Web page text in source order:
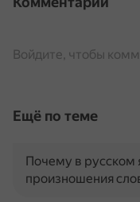
Войдите, чтобы
Ещё по теме
Почему в русском
произношения